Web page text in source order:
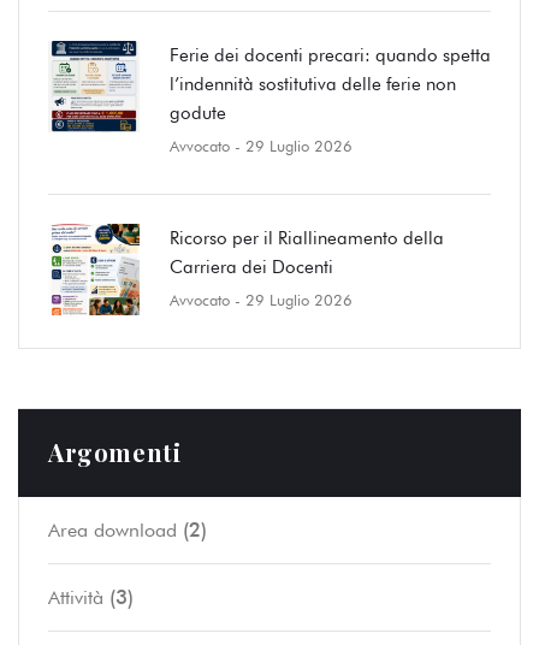
Ferie dei docenti precari: quando spetta
l’indennità sostitutiva delle ferie non
godute
Avvocato - 29 Luglio 2026
Ricorso per il Riallineamento della
Carriera dei Docenti
Avvocato - 29 Luglio 2026
Argomenti
Area download (2)
Attività (3)